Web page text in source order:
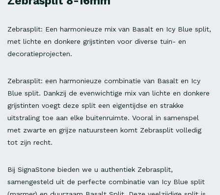
Zebrasplit: Een harmonieuze mix van Basalt en Icy Blue split,
met lichte en donkere grijstinten voor diverse tuin- en
decoratieprojecten.
Zebrasplit: een harmonieuze combinatie van Basalt en Icy
Blue split. Dankzij de evenwichtige mix van lichte en donkere
grijstinten voegt deze split een eigentijdse en strakke
uitstraling toe aan elke buitenruimte. Vooral in samenspel
met zwarte en grijze natuursteen komt Zebrasplit volledig
tot zijn recht.
Bij SignaStone bieden we u authentiek Zebrasplit,
samengesteld uit de perfecte combinatie van Icy Blue split